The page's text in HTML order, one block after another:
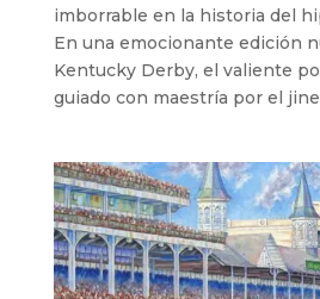
imborrable en la historia del
En una emocionante edición
Kentucky Derby, el valiente
guiado con maestría por el